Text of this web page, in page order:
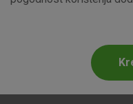
Marketinški kolačići